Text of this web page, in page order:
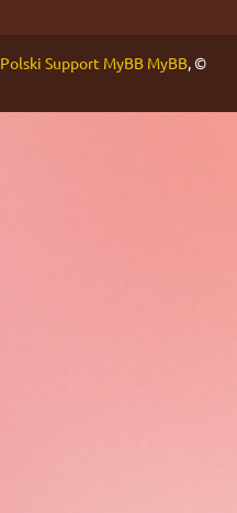
Polski Support MyBB MyBB, ©